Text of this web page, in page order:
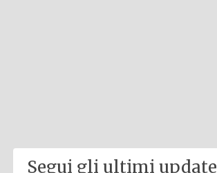
Segui gli ultimi update